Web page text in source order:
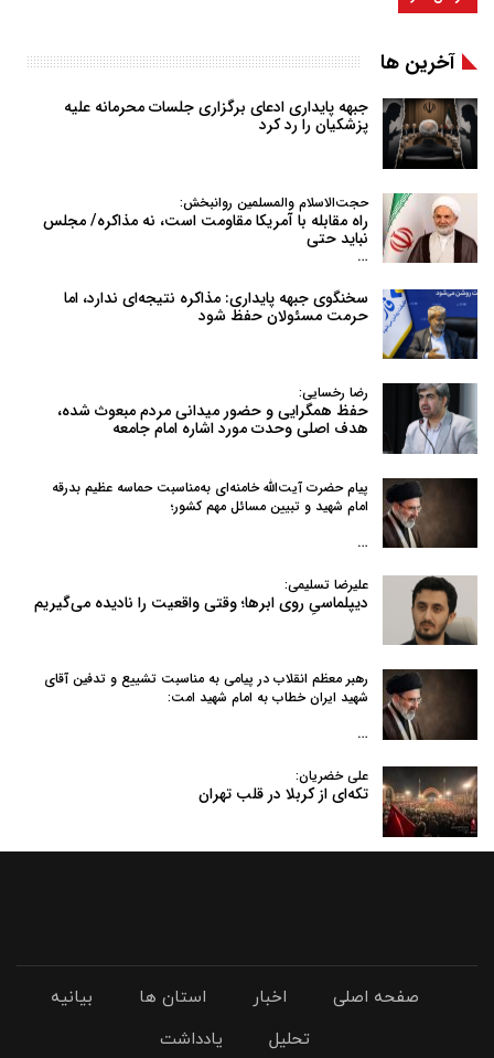
آخرین ها
جبهه پایداری ادعای برگزاری جلسات محرمانه علیه
پزشکیان را رد کرد
حجت‌الاسلام والمسلمین روانبخش:
راه مقابله با آمریکا مقاومت است، نه مذاکره/ مجلس
نباید حتی
…
سخنگوی جبهه پایداری: مذاکره نتیجه‌ای ندارد، اما
حرمت مسئولان حفظ شود
رضا رخسایی:
حفظ همگرایی و حضور میدانی مردم مبعوث شده،
هدف اصلی وحدت مورد اشاره امام جامعه
پیام حضرت آیت‌الله خامنه‌ای به‌مناسبت حماسه عظیم بدرقه
امام شهید و تبیین مسائل مهم کشور؛
…
علیرضا تسلیمی:
دیپلماسیِ روی ابرها؛ وقتی واقعیت را نادیده می‌گیریم
رهبر معظم انقلاب در پیامی به‌ مناسبت تشییع و تدفین آقای
شهید ایران خطاب به امام شهید امت:
…
علی خضریان:
تکه‌ای از کربلا در قلب تهران
صفحه اصلی اخبار استان ها
بیانیه
تحلیل
یادداشت